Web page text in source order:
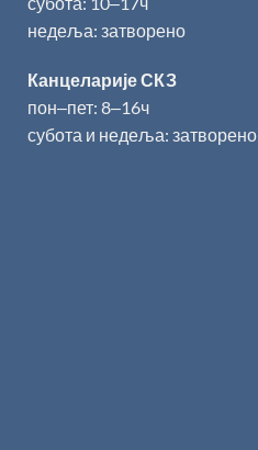
недеља: затворено
Канцеларије СКЗ
пон‒пет: 8‒16ч
субота и недеља: затворено